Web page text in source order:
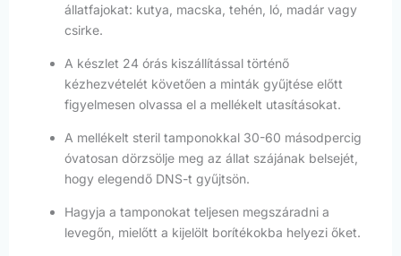
állatfajokat: kutya, macska, tehén, ló, madár vagy
csirke.
A készlet 24 órás kiszállítással történő
kézhezvételét követően a minták gyűjtése előtt
figyelmesen olvassa el a mellékelt utasításokat.
A mellékelt steril tamponokkal 30-60 másodpercig
óvatosan dörzsölje meg az állat szájának belsejét,
hogy elegendő DNS-t gyűjtsön.
Hagyja a tamponokat teljesen megszáradni a
levegőn, mielőtt a kijelölt borítékokba helyezi őket.